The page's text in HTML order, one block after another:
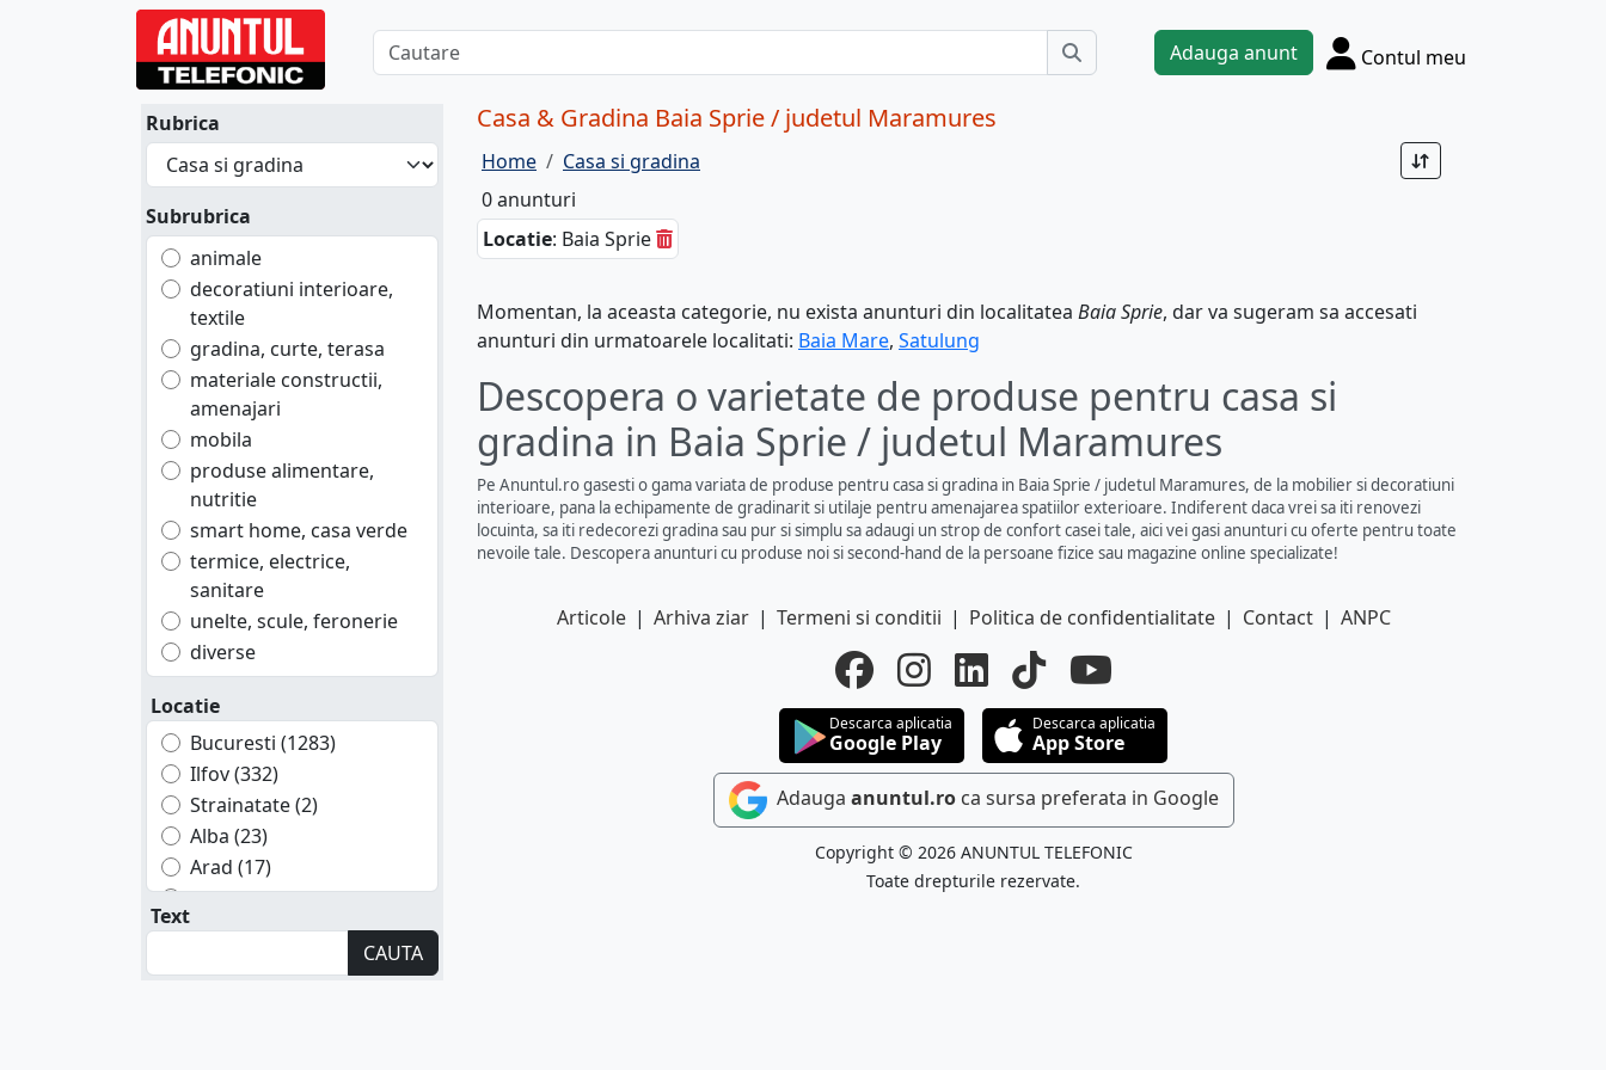
Adauga anunt Contul meu
Rubrica
Subrubrica
animale
decoratiuni interioare,
textile
gradina, curte, terasa
materiale constructii,
amenajari
mobila
produse alimentare,
nutritie
smart home, casa verde
termice, electrice,
sanitare
unelte, scule, feronerie
diverse
Locatie
Bucuresti (1283)
Ilfov (332)
Strainatate (2)
Alba (23)
Arad (17)
Arges (32)
Bacau (22)
Text
CAUTA
Casa & Gradina Baia Sprie / judetul Maramures
Home
Casa si gradina
0 anunturi
Locatie: Baia Sprie
Momentan, la aceasta categorie, nu exista anunturi din localitatea Baia Sprie, dar va sugeram sa accesati
anunturi din urmatoarele localitati: Baia Mare, Satulung
Descopera o varietate de produse pentru casa si
gradina in Baia Sprie / judetul Maramures
Pe Anuntul.ro gasesti o gama variata de produse pentru casa si gradina in Baia Sprie / judetul Maramures, de la mobilier si decoratiuni
interioare, pana la echipamente de gradinarit si utilaje pentru amenajarea spatiilor exterioare. Indiferent daca vrei sa iti renovezi
locuinta, sa iti redecorezi gradina sau pur si simplu sa adaugi un strop de confort casei tale, aici vei gasi anunturi cu oferte pentru toate
nevoile tale. Descopera anunturi cu produse noi si second-hand de la persoane fizice sau magazine online specializate!
Articole | Arhiva ziar | Termeni si conditii | Politica de confidentialitate | Contact | ANPC
Descarca aplicatia
Google Play
Descarca aplicatia
App Store
Adauga anuntul.roca sursa preferata in Google
Copyright © 2026 ANUNTUL TELEFONIC
Toate drepturile rezervate.